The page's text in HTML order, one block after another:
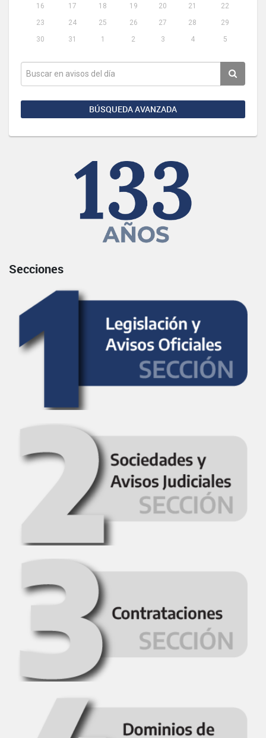
16
17 18 19 20 21
22
23
24 25 26 27 28
29
30
31 1 2 3 4 5
BÚSQUEDA AVANZADA
Secciones